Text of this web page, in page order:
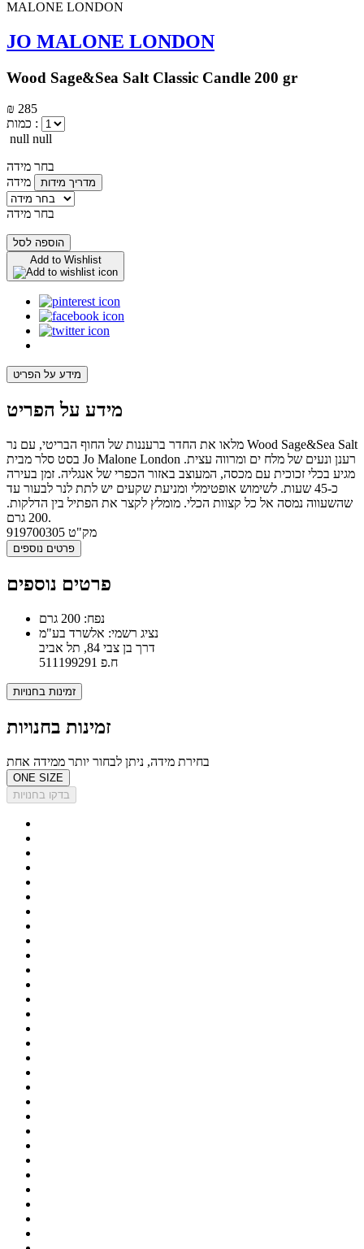
JO MALONE LONDON
Wood Sage&Sea Salt Classic Candle 200 gr
₪ 285
כמות :
null null
בחר מידה
מידה
מדריך מידות
בחר מידה
הוספה לסל
Add to Wishlist
מידע על הפריט
מידע על הפריט
מלאו את החדר ברעננות של החוף הבריטי, עם נר Wood Sage&Sea Salt
בסט סלר מבית Jo Malone London רענן ונעים של מלח ים ומרווה עצית.
מגיע בכלי זכוכית עם מכסה, המעוצב באזור הכפרי של אנגליה. זמן בעירה
כ-45 שעות. לשימוש אופטימלי ומניעת שקעים יש לתת לנר לבעור עד
שהשעווה נמסה אל כל קצוות הכלי. מומלץ לקצר את הפתיל בין הדלקות.
200 גרם.
מק"ט 919700305
פרטים נוספים
פרטים נוספים
נפח: 200 גרם
נציג רשמי: אלשרד בע"מ
דרך בן צבי 84, תל אביב
ח.פ 511199291
זמינות בחנויות
זמינות בחנויות
בחירת מידה, ניתן לבחור יותר ממידה אחת
ONE SIZE
בדקו בחנויות